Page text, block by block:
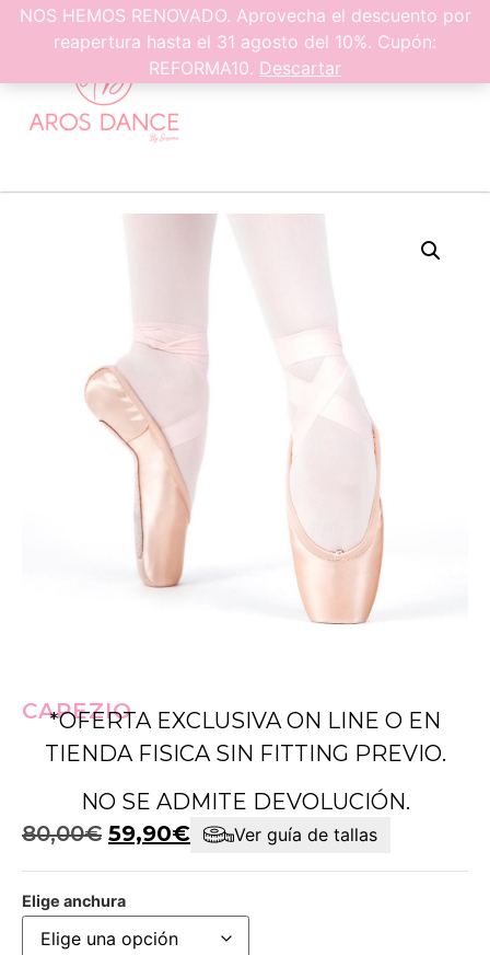
NOS HEMOS RENOVADO. Aprovecha el descuento por
reapertura hasta el 31 agosto del 10%. Cupón:
REFORMA10. Descartar
0
CAPEZIO
*OFERTA EXCLUSIVA ON LINE O EN
TIENDA FISICA SIN FITTING PREVIO.
NO SE ADMITE DEVOLUCIÓN.
80,00€ 59,90€ Ver guía de tallas
Elige anchura